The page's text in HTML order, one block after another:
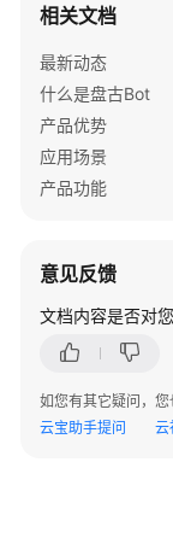
产
功
能
安
与
限
与
其
相关文档
最新动态
什么是盘古Bot
产品优势
应用场景
产品功能
意见反馈
文档内容是否对
如您有其它疑问，
云宝助手提问
云